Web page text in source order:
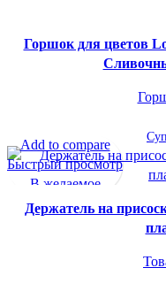
Горшок для цветов
Add to compare
Быстрый просмотр
В желаемое
Держатель на